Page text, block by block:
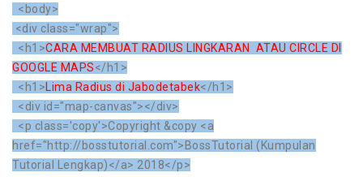
<body>
<div class="wrap">
<h1>CARA MEMBUAT RADIUS LINGKARAN ATAU CIRCLE DI
GOOGLE MAPS</h1>
<h1>Lima Radius di Jabodetabek</h1>
<div id="map-canvas"></div>
<p class='copy'>Copyright &copy <a
href="http://bosstutorial.com">BossTutorial (Kumpulan
Tutorial Lengkap)</a> 2018</p>